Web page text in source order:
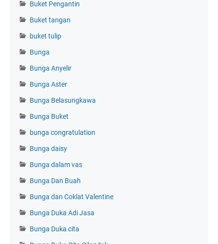
Buket Pengantin
Buket tangan
buket tulip
Bunga
Bunga Anyelir
Bunga Aster
Bunga Belasungkawa
Bunga Buket
bunga congratulation
Bunga daisy
Bunga dalam vas
Bunga Dan Buah
Bunga dan Coklat Valentine
Bunga Duka Adi Jasa
Bunga Duka cita